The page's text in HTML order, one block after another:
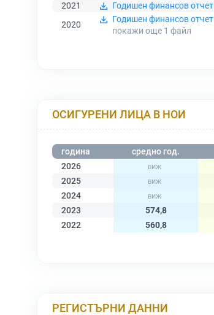
2021
Годишен финансов отчет
2020
Годишен финансов отчет
покажи още 1 файл
ОСИГУРЕНИ ЛИЦА В НОИ
година средно год.
2026
2025
2024
2023
574,8
2022
560,8
РЕГИСТЪРНИ ДАННИ